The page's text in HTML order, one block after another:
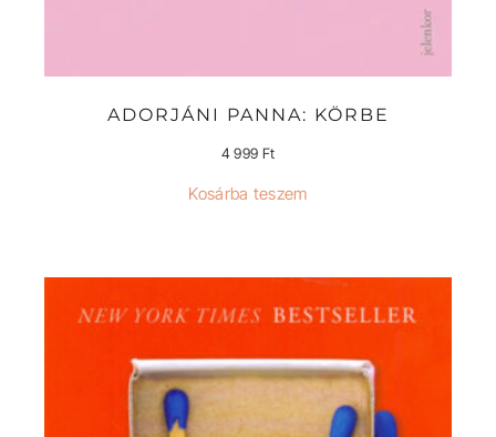
ADORJÁNI PANNA: KÖRBE
4 999 Ft
Kosárba teszem